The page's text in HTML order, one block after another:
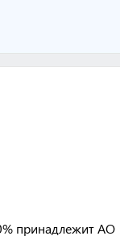
принадлежит АО